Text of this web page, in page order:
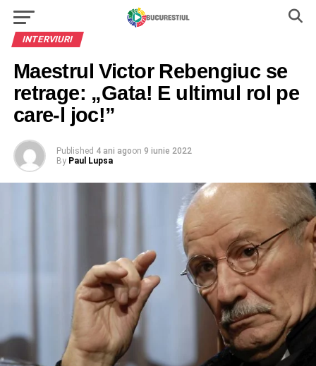
INTERVIURI
Maestrul Victor Rebengiuc se
retrage: „Gata! E ultimul rol pe
care-l joc!”
Published 4 ani agoon 9 iunie 2022
By Paul Lupsa